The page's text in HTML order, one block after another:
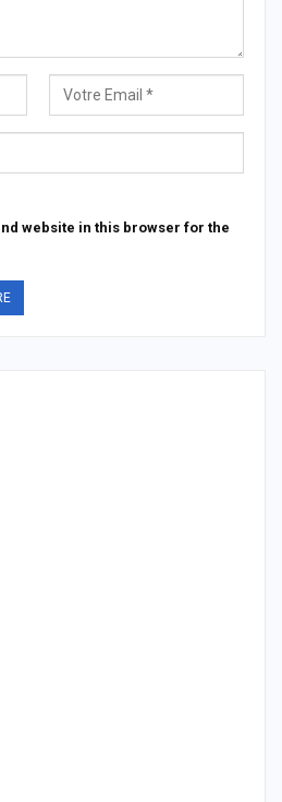
website in this browser for the